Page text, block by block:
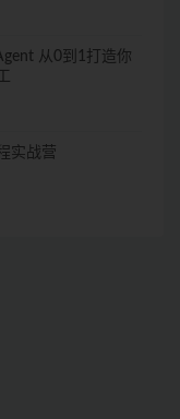
从0到1打造你
实战营